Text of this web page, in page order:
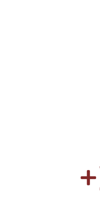
+